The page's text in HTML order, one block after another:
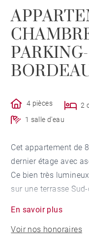
PARKING-
4 pièces
2
1 salle d'eau
Cet appartement de
dernier étage avec
Ce bien très
sur une terrasse
sans vis à vis, deux
un dressing et une
En savoir plus
Voir nos honoraires